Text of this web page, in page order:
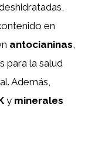
en
antocianinas,
para la salud
Además,
y minerales